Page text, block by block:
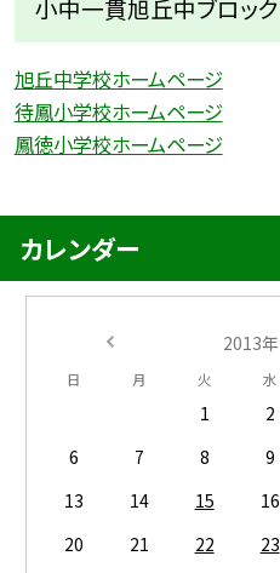
小中一貫旭丘中ブロック
旭丘中学校ホームページ
待鳳小学校ホームページ
鳳徳小学校ホームページ
カレンダー
2013年
日 月 火 水
1 2
6
7 8 9
13
14 15 16
20
21 22 23